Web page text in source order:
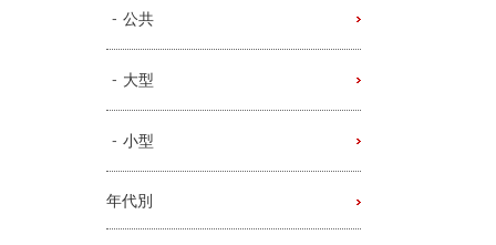
公共
大型
小型
年代別